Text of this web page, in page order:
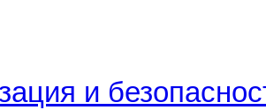
и